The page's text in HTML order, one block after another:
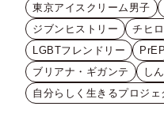
東京アイスクリーム男子
ジブンヒストリー
チヒ
LGBTフレンドリー
PrEP
ブリアナ・ギガンテ
し
自分らしく生きるプロジェ